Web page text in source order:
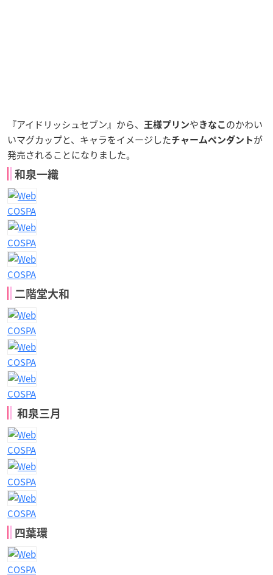
『アイドリッシュセブン』から、 王様プリンや きなこ のかわい
いマグカップと、キャラをイメージしたチャームペンダント が
発売されることになりました。
和泉一織
COSPA
COSPA
COSPA
二階堂大和
COSPA
COSPA
COSPA
和泉三月
COSPA
COSPA
COSPA
四葉環
COSPA